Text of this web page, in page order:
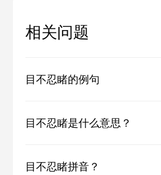
相关问题
目不忍睹的例句
目不忍睹是什么意思？
目不忍睹拼音？